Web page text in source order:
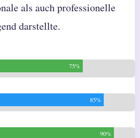
als auch professionelle
darstellte.
75%
85%
90%